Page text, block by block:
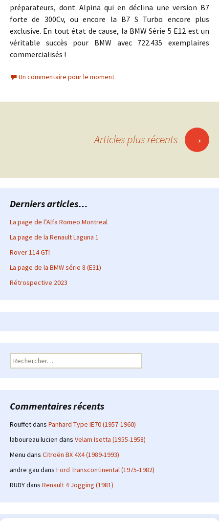
préparateurs, dont Alpina qui en déclina une version B7
forte de 300Cv, ou encore la B7 S Turbo encore plus
exclusive. En tout état de cause, la BMW Série 5 E12 est un
véritable succès pour BMW avec 722.435 exemplaires
commercialisés !
Un commentaire pour le moment
Navigation
articles
Articles plus récents →
Derniers articles…
La page de l’Alfa Romeo Montreal
La page de la Renault Laguna 1
Rover 114 GTI
La page de la BMW série 8 (E31)
Rétrospective 2023
Rechercher :
Commentaires récents
Rouffetdans Panhard Type IE70 (1957-1960)
laboureau lucien dans Velam Isetta (1955-1958)
Menu dans Citroën BX 4X4 (1989-1993)
andre gau dans Ford Transcontinental (1975-1982)
RUDYdans Renault 4 Jogging (1981)